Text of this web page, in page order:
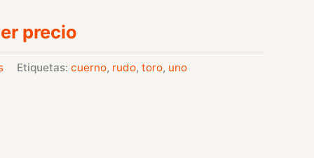
precio
Etiquetas: cuerno, rudo, toro, uno